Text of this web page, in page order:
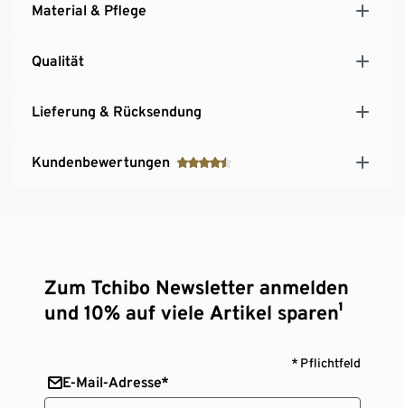
Material & Pflege
Qualität
Lieferung & Rücksendung
Kundenbewertungen
Zum Tchibo Newsletter anmelden
und 10% auf viele Artikel sparen¹
* Pflichtfeld
E-Mail-Adresse*